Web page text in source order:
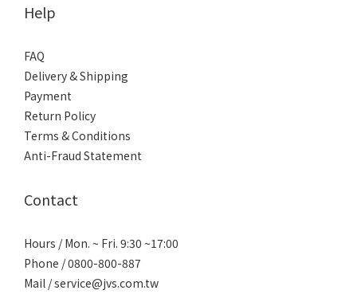
Help
FAQ
Delivery & Shipping
Payment
Return Policy
Terms & Conditions
Anti-Fraud Statement
Contact
Hours / Mon. ~ Fri. 9:30 ~17:00
Phone / 0800-800-887
Mail / service@jvs.com.tw